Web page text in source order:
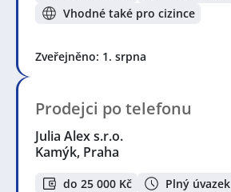
Vhodné také pro cizince
Zveřejněno: 1. srpna
Prodejci po telefonu
Julia Alex s.r.o.
Kamýk, Praha
do 25 000 Kč
Plný úvazek